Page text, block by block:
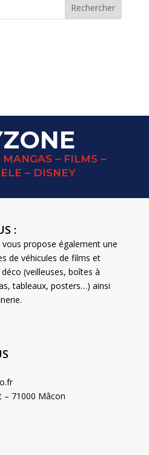
MANGAS – FILMS –
– DISNEY
:
propose également une
de véhicules de films et
(veilleuses, boîtes à
tableaux, posters…) ainsi
– 71000 Mâcon